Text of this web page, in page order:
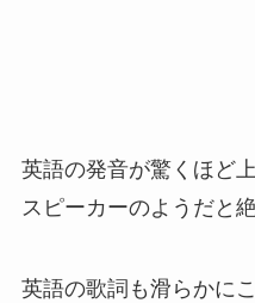
英語の発音が驚くほど
スピーカーのようだと
英語の歌詞も滑らかに